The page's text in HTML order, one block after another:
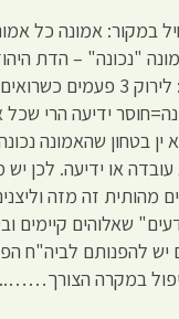
במקור: אמונה כל
"נכונה" – הדת
וכו' ואמונה "תפלה": לירוק
ידיעה הרי
בטחון שהאמונה
או ידיעה. לכן יש
מהותית זה מזה
שאלוהים קיימים
להפנותם לביה"ח
במקרה הצורך……..